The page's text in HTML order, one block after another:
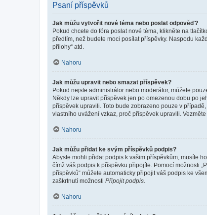
Psaní příspěvků
Jak můžu vytvořit nové téma nebo poslat odpověď?
Pokud chcete do fóra poslat nové téma, klikněte na
předtím, než budete moci posílat příspěvky. Naspodu
přílohy“ atd.
Nahoru
Jak můžu upravit nebo smazat příspěvek?
Pokud nejste administrátor nebo moderátor, můžete
Někdy lze upravit příspěvek jen po omezenou dobu po
příspěvek upravili. Toto bude zobrazeno pouze v
vlastního uvážení vzkaz, proč příspěvek upravili.
Nahoru
Jak můžu přidat ke svým příspěvků podpis?
Abyste mohli přidat podpis k vašim příspěvkům, musíte
čímž váš podpis k příspěvku připojíte. Pomocí možnosti
příspěvků“ můžete automaticky připojit váš podpis ke
zaškrtnutí možnosti Připojit podpis
Nahoru